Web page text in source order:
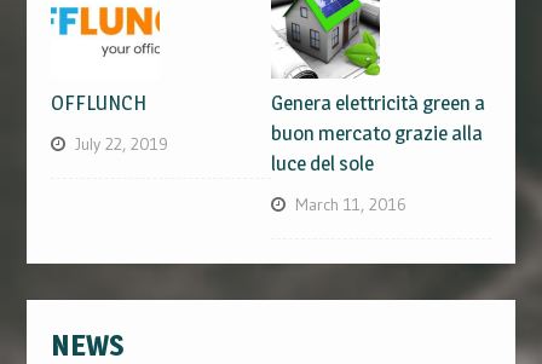
OFFLUNCH
July 22, 2019
Genera elettricità green a
buon mercato grazie alla
luce del sole
March 11, 2016
NEWS